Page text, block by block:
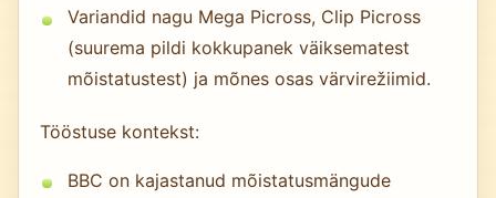
Variandid nagu Mega Picross, Clip Picross
(suurema pildi kokkupanek väiksematest
mõistatustest) ja mõnes osas värvirežiimid.
Tööstuse kontekst:
BBC on kajastanud mõistatusmängude